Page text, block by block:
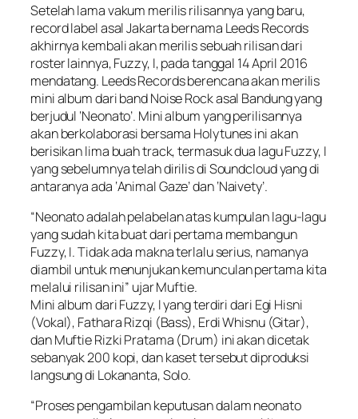
Setelah lama vakum merilis rilisannya yang baru,
record label asal Jakarta bernama Leeds Records
akhirnya kembali akan merilis sebuah rilisan dari
roster lainnya, Fuzzy, I, pada tanggal 14 April 2016
mendatang. Leeds Records berencana akan merilis
mini album dari band Noise Rock asal Bandung yang
berjudul ‘Neonato’. Mini album yang perilisannya
akan berkolaborasi bersama Holytunes ini akan
berisikan lima buah track, termasuk dua lagu Fuzzy, I
yang sebelumnya telah dirilis di Soundcloud yang di
antaranya ada ‘Animal Gaze’ dan ‘Naivety’.
“Neonato adalah pelabelan atas kumpulan lagu-lagu
yang sudah kita buat dari pertama membangun
Fuzzy, I. Tidak ada makna terlalu serius, namanya
diambil untuk menunjukan kemunculan pertama kita
melalui rilisan ini” ujar Muftie.
Mini album dari Fuzzy, I yang terdiri dari Egi Hisni
(Vokal), Fathara Rizqi (Bass), Erdi Whisnu (Gitar),
dan Muftie Rizki Pratama (Drum) ini akan dicetak
sebanyak 200 kopi, dan kaset tersebut diproduksi
langsung di Lokananta, Solo.
“Proses pengambilan keputusan dalam neonato